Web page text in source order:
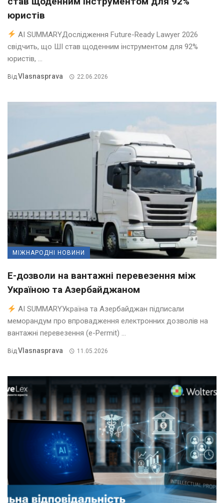
юристів
AI SUMMARYДослідження Future-Ready Lawyer 2026
свідчить, що ШІ став щоденним інструментом для 92%
юристів, ...
ВідVlasnasprava 22.06.2026
МІЖНАРОДНІ НОВИНИ
Е-дозволи на вантажні перевезення між
Україною та Азербайджаном
AI SUMMARYУкраїна та Азербайджан підписали
меморандум про впровадження електронних дозволів на
вантажні перевезення (e-Permit) ...
ВідVlasnasprava 11.05.2026